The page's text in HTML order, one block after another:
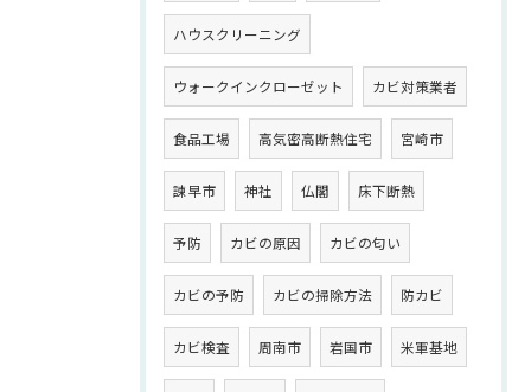
ハウスクリーニング
ウォークインクローゼット カビ対策業者
食品工場 高気密高断熱住宅 宮崎市
諫早市 神社 仏閣 床下断熱
予防 カビの原因 カビの匂い
カビの予防 カビの掃除方法 防カビ
カビ検査 周南市 岩国市 米軍基地